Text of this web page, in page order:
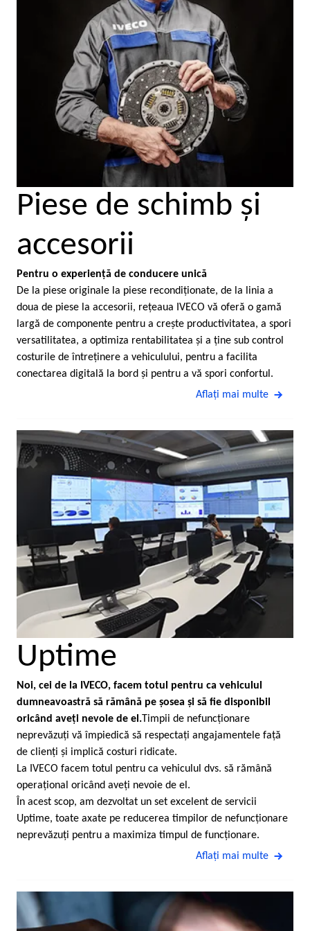
Piese de schimb şi
accesorii
Pentru o experienţă de conducere unică
De la piese originale la piese recondiţionate, de la linia a
doua de piese la accesorii, reţeaua IVECO vă oferă o gamă
largă de componente pentru a creşte productivitatea, a spori
versatilitatea, a optimiza rentabilitatea şi a ţine sub control
costurile de întreţinere a vehiculului, pentru a facilita
conectarea digitală la bord şi pentru a vă spori confortul.
Aflaţi mai multe
Uptime
Noi, cei de la IVECO, facem totul pentru ca vehiculul
dumneavoastră să rămână pe şosea şi să fie disponibil
oricând aveţi nevoie de el.Timpii de nefuncţionare
neprevăzuţi vă împiedică să respectaţi angajamentele faţă
de clienţi şi implică costuri ridicate.
La IVECO facem totul pentru ca vehiculul dvs. să rămână
operaţional oricând aveţi nevoie de el.
În acest scop, am dezvoltat un set excelent de servicii
Uptime, toate axate pe reducerea timpilor de nefuncţionare
neprevăzuţi pentru a maximiza timpul de funcţionare.
Aflaţi mai multe